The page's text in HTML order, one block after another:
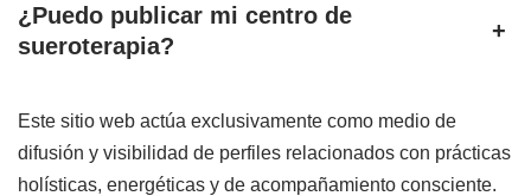
¿Puedo publicar mi centro de
sueroterapia?
+
Este sitio web actúa exclusivamente como medio de
difusión y visibilidad de perfiles relacionados con prácticas
holísticas, energéticas y de acompañamiento consciente.